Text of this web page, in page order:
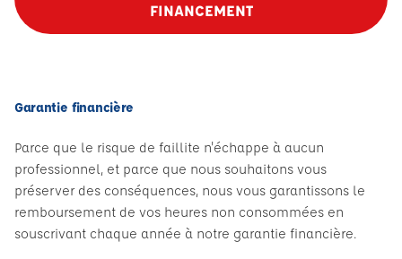
FINANCEMENT
Garantie financière
Parce que le risque de faillite n'échappe à aucun
professionnel, et parce que nous souhaitons vous
préserver des conséquences, nous vous garantissons le
remboursement de vos heures non consommées en
souscrivant chaque année à notre garantie financière.